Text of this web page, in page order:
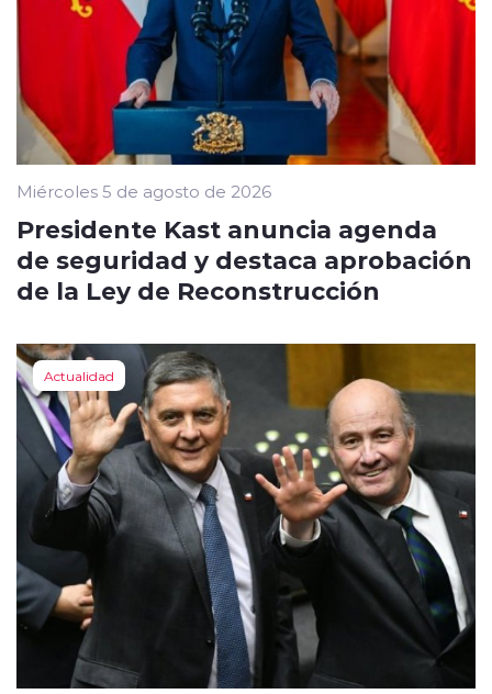
Miércoles 5 de agosto de 2026
Presidente Kast anuncia agenda
de seguridad y destaca aprobación
de la Ley de Reconstrucción
Actualidad